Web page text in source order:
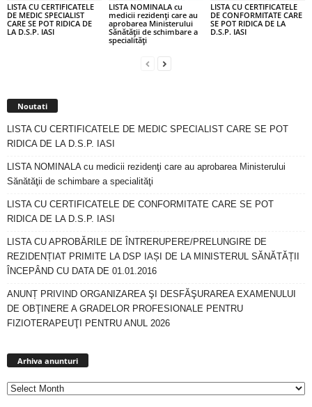
LISTA CU CERTIFICATELE
DE MEDIC SPECIALIST
CARE SE POT RIDICA DE
LA D.S.P. IASI
LISTA NOMINALA cu
medicii rezidenţi care au
aprobarea Ministerului
Sănătăţii de schimbare a
specialităţi
LISTA CU CERTIFICATELE
DE CONFORMITATE CARE
SE POT RIDICA DE LA
D.S.P. IASI
Noutati
LISTA CU CERTIFICATELE DE MEDIC SPECIALIST CARE SE POT
RIDICA DE LA D.S.P. IASI
LISTA NOMINALA cu medicii rezidenţi care au aprobarea Ministerului
Sănătăţii de schimbare a specialităţi
LISTA CU CERTIFICATELE DE CONFORMITATE CARE SE POT
RIDICA DE LA D.S.P. IASI
LISTA CU APROBĂRILE DE ÎNTRERUPERE/PRELUNGIRE DE
REZIDENȚIAT PRIMITE LA DSP IAȘI DE LA MINISTERUL SĂNĂTĂȚII
ÎNCEPÂND CU DATA DE 01.01.2016
ANUNȚ PRIVIND ORGANIZAREA ŞI DESFĂŞURAREA EXAMENULUI
DE OBŢINERE A GRADELOR PROFESIONALE PENTRU
FIZIOTERAPEUŢI PENTRU ANUL 2026
Arhiva anunturi